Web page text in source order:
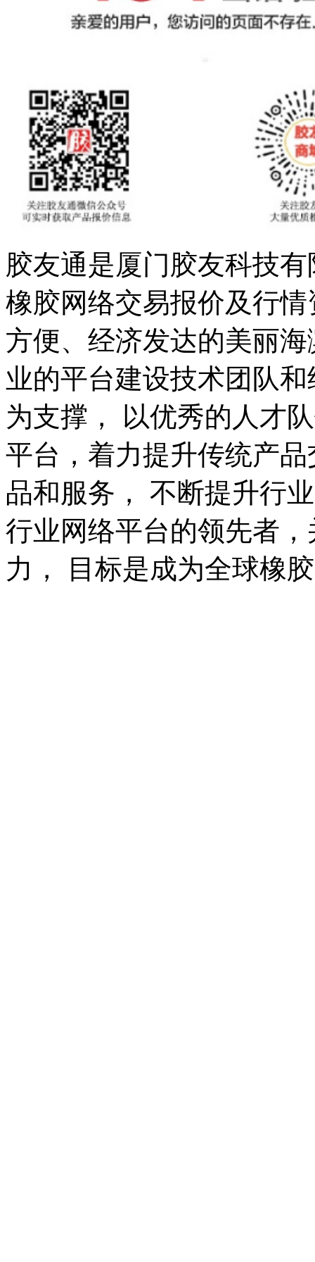
胶友通是厦门胶友科技
橡胶网络交易报价及行
方便、经济发达的美丽
业的平台建设技术团队
为支撑， 以优秀的人才
平台，着力提升传统产
品和服务， 不断提升行
行业网络平台的领先者
力， 目标是成为全球橡